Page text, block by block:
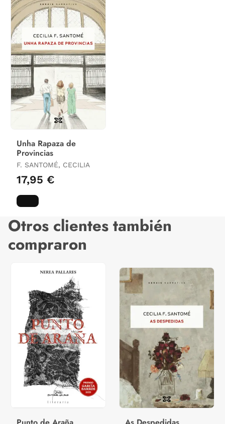
Unha Rapaza de
Provincias
F. SANTOMÉ, CECILIA
17,95 €
Otros clientes también
compraron